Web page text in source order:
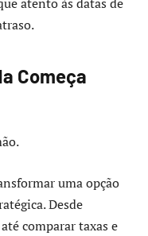
Começa
uma opção
Desde
comparar taxas e